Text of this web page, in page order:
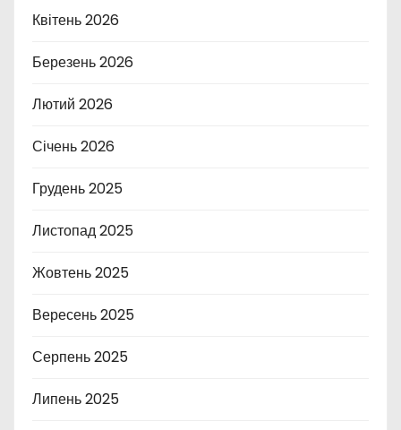
Квітень 2026
Березень 2026
Лютий 2026
Січень 2026
Грудень 2025
Листопад 2025
Жовтень 2025
Вересень 2025
Серпень 2025
Липень 2025